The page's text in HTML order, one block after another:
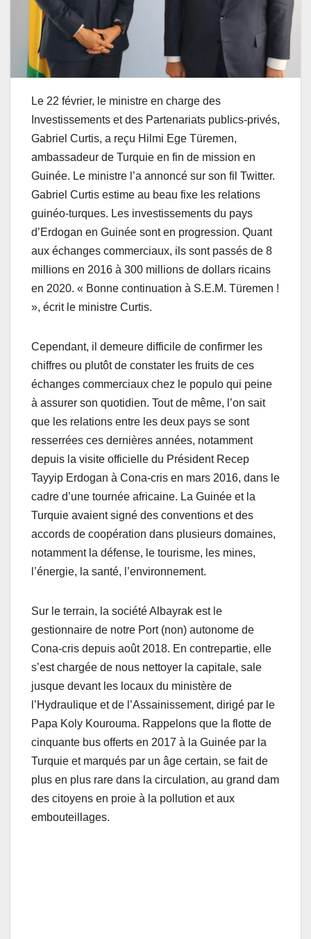
Le 22 février, le ministre en charge des
Investissements et des Partenariats publics-privés,
Gabriel Curtis, a reçu Hilmi Ege Türemen,
ambassadeur de Turquie en fin de mission en
Guinée. Le ministre l’a annoncé sur son fil Twitter.
Gabriel Curtis estime au beau fixe les relations
guinéo-turques. Les investissements du pays
d’Erdogan en Guinée sont en progression. Quant
aux échanges commerciaux, ils sont passés de 8
millions en 2016 à 300 millions de dollars ricains
en 2020. « Bonne continuation à S.E.M. Türemen !
», écrit le ministre Curtis.
Cependant, il demeure difficile de confirmer les
chiffres ou plutôt de constater les fruits de ces
échanges commerciaux chez le populo qui peine
à assurer son quotidien. Tout de même, l’on sait
que les relations entre les deux pays se sont
resserrées ces dernières années, notamment
depuis la visite officielle du Président Recep
Tayyip Erdogan à Cona-cris en mars 2016, dans le
cadre d’une tournée africaine. La Guinée et la
Turquie avaient signé des conventions et des
accords de coopération dans plusieurs domaines,
notamment la défense, le tourisme, les mines,
l’énergie, la santé, l’environnement.
Sur le terrain, la société Albayrak est le
gestionnaire de notre Port (non) autonome de
Cona-cris depuis août 2018. En contrepartie, elle
s’est chargée de nous nettoyer la capitale, sale
jusque devant les locaux du ministère de
l’Hydraulique et de l’Assainissement, dirigé par le
Papa Koly Kourouma. Rappelons que la flotte de
cinquante bus offerts en 2017 à la Guinée par la
Turquie et marqués par un âge certain, se fait de
plus en plus rare dans la circulation, au grand dam
des citoyens en proie à la pollution et aux
embouteillages.